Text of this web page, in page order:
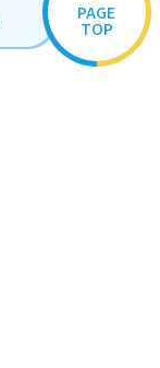
PAGE
TOP